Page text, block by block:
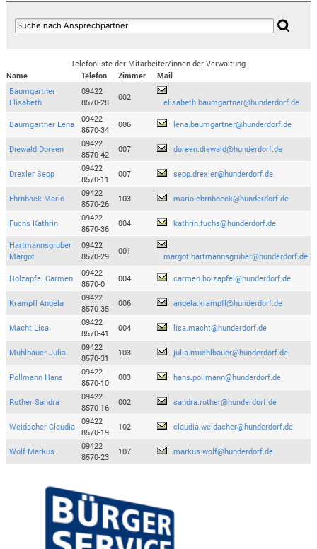
Telefonliste der Mitarbeiter/innen der Verwaltung
Name
Telefon Zimmer
Mail
Baumgartner
Elisabeth
09422
8570-28
002
elisabeth.baumgartner@hunderdorf.de
Baumgartner Lena
09422
8570-34
006 lena.baumgartner@hunderdorf.de
Diewald Doreen
09422
8570-42
007 doreen.diewald@hunderdorf.de
Drexler Sepp
09422
8570-11
007 sepp.drexler@hunderdorf.de
Ehrnböck Mario
09422
8570-26
103 mario.ehrnboeck@hunderdorf.de
Fuchs Kathrin
09422
8570-36
004 kathrin.fuchs@hunderdorf.de
Hartmannsgruber
Margot
09422
8570-29
001
margot.hartmannsgruber@hunderdorf.de
Holzapfel Carmen
09422
8570-0
004 carmen.holzapfel@hunderdorf.de
Krampfl Angela
09422
8570-35
006 angela.krampfl@hunderdorf.de
Macht Lisa
09422
8570-41
004 lisa.macht@hunderdorf.de
Mühlbauer Julia
09422
8570-31
103 julia.muehlbauer@hunderdorf.de
Pollmann Hans
09422
8570-10
003 hans.pollmann@hunderdorf.de
Rother Sandra
09422
8570-16
002 sandra.rother@hunderdorf.de
Weidacher Claudia
09422
8570-19
102 claudia.weidacher@hunderdorf.de
Wolf Markus
09422
8570-23
107 markus.wolf@hunderdorf.de